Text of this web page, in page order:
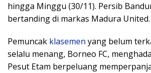
hingga Minggu (30/11). Persib
bertanding di markas Madura United.
Pemuncak klasemen yang belum
selalu menang, Borneo FC,
Pesut Etam berpeluang